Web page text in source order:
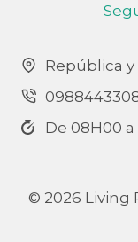
República
De 08H00 a
© 2026 Living